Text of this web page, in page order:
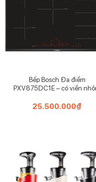
Máy Rửa Mặt
làm việc khác nhau,
sạch và massage
độ tự động tắt sau một
năng lượng và bảo vệ
Bếp Bosch Đa điểm
PXV875DC1E – có viền
25.500.000₫